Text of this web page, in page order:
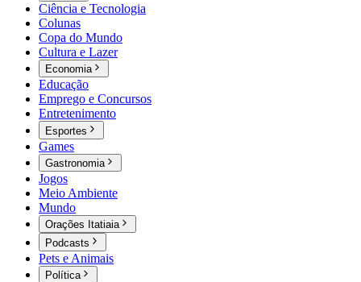
Ciência e Tecnologia
Colunas
Copa do Mundo
Cultura e Lazer
Economia
Educação
Emprego e Concursos
Entretenimento
Esportes
Games
Gastronomia
Jogos
Meio Ambiente
Mundo
Orações Itatiaia
Podcasts
Pets e Animais
Política